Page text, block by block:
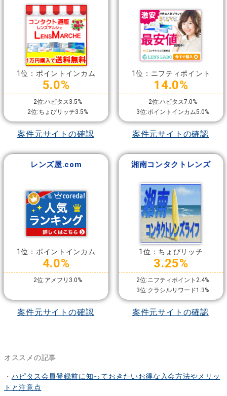
1位：ポイントインカム
5.0%
2位:ハピタス3.5%
2位:ちょびリッチ3.5%
案件元サイトの確認
1位：ニフティポイント
14.0%
2位:ハピタス7.0%
3位:ポイントインカム5.0%
案件元サイトの確認
レンズ屋.com
1位：ポイントインカム
4.0%
2位:アメフリ3.0%
案件元サイトの確認
湘南コンタクトレンズ
1位：ちょびリッチ
3.25%
2位:ニフティポイント2.4%
3位:クラシルリワード1.3%
案件元サイトの確認
オススメの記事
・ ハピタス会員登録前に知っておきたいお得な入会方法やメリッ
トと注意点